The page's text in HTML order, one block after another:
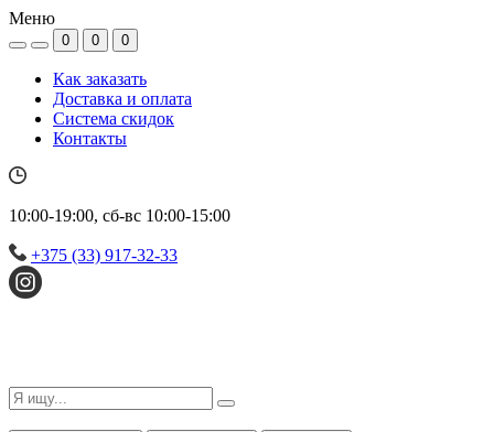
Меню
0 0 0
Как заказать
Доставка и оплата
Система скидок
Контакты
10:00-19:00, сб-вс 10:00-15:00
+375 (33) 917-32-33